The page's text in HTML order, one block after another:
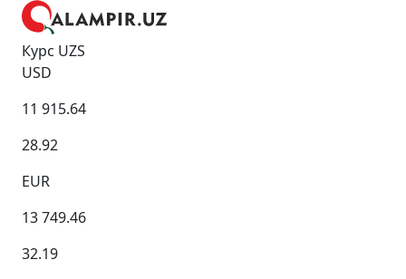
Курс UZS
USD
11 915.64
28.92
EUR
13 749.46
32.19